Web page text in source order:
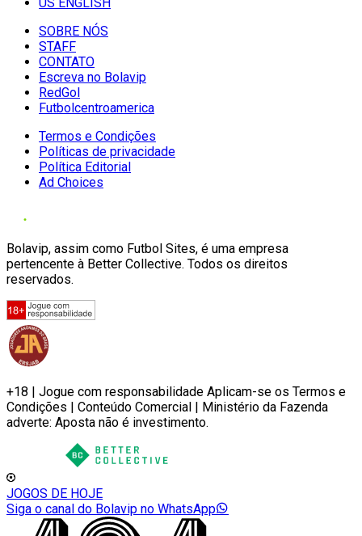
SOBRE NÓS
STAFF
CONTATO
Escreva no Bolavip
RedGol
Futbolcentroamerica
Termos e Condições
Políticas de privacidade
Política Editorial
Ad Choices
Bolavip, assim como Futbol Sites, é uma empresa
pertencente à Better Collective. Todos os direitos
reservados.
+18 | Jogue com responsabilidade Aplicam-se os Termos e
Condições | Conteúdo Comercial | Ministério da Fazenda
adverte: Aposta não é investimento.
JOGOS DE HOJE
Siga o canal do Bolavip no WhatsApp